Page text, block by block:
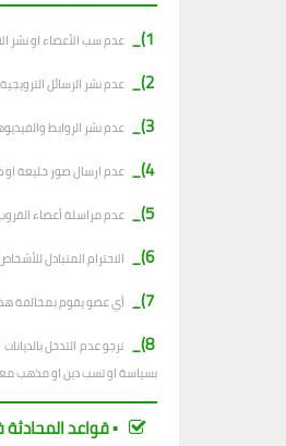
1)_
عدم سب الأعضاء او نشر
2)_ عدم نشر الرسائل الترويجية.
3)_ عدم نشر الروابط
4)_ عدم ارسال صور خليعة او
5)_ عدم مراسلة أعضاء
6)_ الاحترام المتبادل
7)_ أي عضو يقوم بمخالفة
8)_
نرجو عدم التدخل
بسياسة او تسب دين او مذهب
▪︎ قواعد